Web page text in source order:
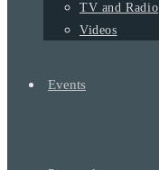
TV and Radio
Videos
Events